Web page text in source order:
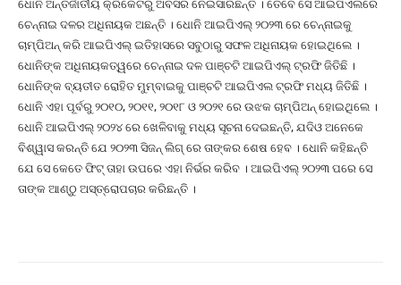
ଧୋନି ଅନ୍ତର୍ଜାତୀୟ କ୍ରିକେଟରୁ ଅବସର ନେଇସାରିଛନ୍ତି । ତେବେ ସେ ଆଇପିଏଲରେ
ଚେନ୍ନାଇ ଦଳର ଅଧିନାୟକ ଅଛନ୍ତି । ଧୋନି ଆଇପିଏଲ୍ ୨୦୨୩ ରେ ଚେନ୍ନାଇକୁ
ଚାମ୍ପିଅନ୍ କରି ଆଇପିଏଲ୍ ଇତିହାସରେ ସବୁଠାରୁ ସଫଳ ଅଧିନାୟକ ହୋଇଥିଲେ ।
ଧୋନିଙ୍କ ଅଧିନାୟକତ୍ୱରେ ଚେନ୍ନାଇ ଦଳ ପାଞ୍ଚଟି ଆଇପିଏଲ୍ ଟ୍ରଫି ଜିତିଛି ।
ଧୋନିଙ୍କ ବ୍ୟତୀତ ରୋହିତ ମୁମ୍ବାଇକୁ ପାଞ୍ଚଟି ଆଇପିଏଲ ଟ୍ରଫି ମଧ୍ୟ ଜିତିଛି ।
ଧୋନି ଏହା ପୂର୍ବରୁ ୨୦୧୦, ୨୦୧୧, ୨୦୧୮ ଓ ୨୦୨୧ ରେ ଉଝକ ଚାମ୍ପିଅନ୍ ହୋଇଥିଲେ ।
ଧୋନି ଆଇପିଏଲ୍ ୨୦୨୪ ରେ ଖେଳିବାକୁ ମଧ୍ୟ ସୂଚନା ଦେଇଛନ୍ତି, ଯଦିଓ ଅନେକେ
ବିଶ୍ୱାସ କରନ୍ତି ଯେ ୨୦୨୩ ସିଜନ୍ ଲିଗ୍ ରେ ତାଙ୍କର ଶେଷ ହେବ । ଧୋନି କହିଛନ୍ତି
ଯେ ସେ କେତେ ଫିଟ୍ ତାହା ଉପରେ ଏହା ନିର୍ଭର କରିବ । ଆଇପିଏଲ୍ ୨୦୨୩ ପରେ ସେ
ତାଙ୍କ ଆଣ୍ଠୁ ଅସ୍ତ୍ରୋପଚାର କରିଛନ୍ତି ।